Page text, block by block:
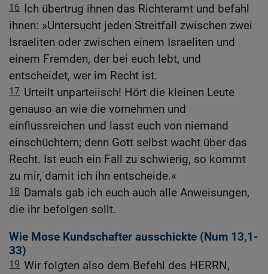
16 Ich übertrug ihnen das Richteramt und befahl
ihnen: »Untersucht jeden Streitfall zwischen zwei
Israeliten oder zwischen einem Israeliten und
einem Fremden, der bei euch lebt, und
entscheidet, wer im Recht ist.
17 Urteilt unparteiisch! Hört die kleinen Leute
genauso an wie die vornehmen und
einflussreichen und lasst euch von niemand
einschüchtern; denn Gott selbst wacht über das
Recht. Ist euch ein Fall zu schwierig, so kommt
zu mir, damit ich ihn entscheide.«
18 Damals gab ich euch auch alle Anweisungen,
die ihr befolgen sollt.
Wie Mose Kundschafter ausschickte (Num 13,1-
33)
19 Wir folgten also dem Befehl des HERRN,